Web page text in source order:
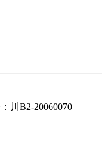
川B2-20060070